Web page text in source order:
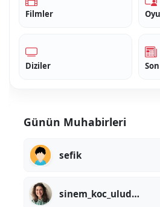
Filmler
Diziler
Günün Muhabirleri
sefik
sinem_koc_uludere